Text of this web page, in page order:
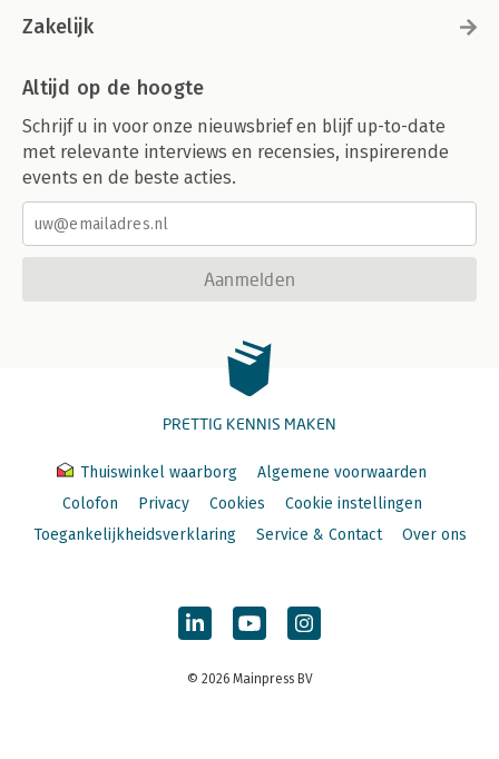
Zakelijk
Altijd op de hoogte
Schrijf u in voor onze nieuwsbrief en blijf up-to-date
met relevante interviews en recensies, inspirerende
events en de beste acties.
Aanmelden
PRETTIG KENNIS MAKEN
Thuiswinkel waarborg
Algemene voorwaarden
Colofon
Privacy Cookies
Cookie instellingen
Toegankelijkheidsverklaring
Service & Contact Over ons
© 2026 Mainpress BV